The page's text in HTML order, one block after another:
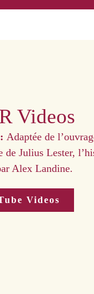
Videos
: Adaptée de
de Julius Lester,
Alex Landine.
Videos